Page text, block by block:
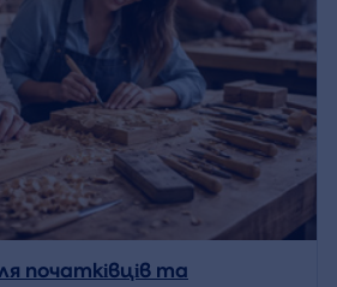
початківців та